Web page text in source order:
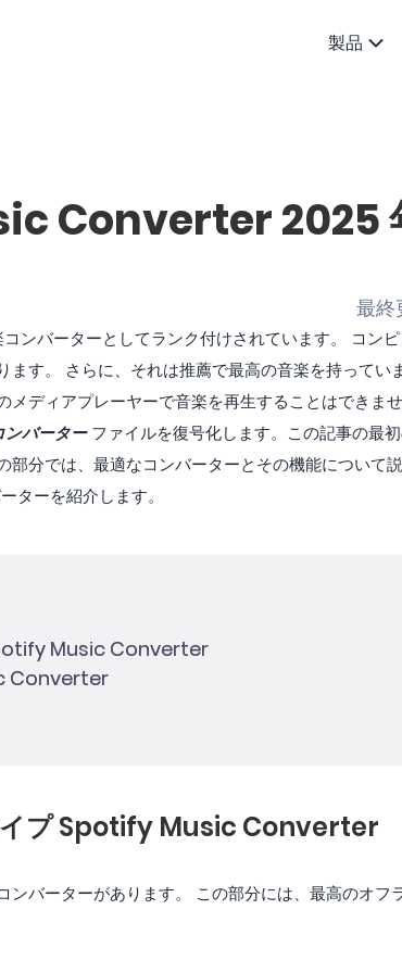
製品
Converter 2025
最終
ンバーターとしてランク付けされています。 コン
ます。 さらに、それは推薦で最高の音楽を持ってい
ディアプレーヤーで音楽を再生することはできませ
バーターファイルを復号化します。この記事の最
部分では、最適なコンバーターとその機能について
ターを紹介します。
Music Converter
Converter
イプ Spotify Music Converter
ンバーターがあります。 この部分には、最高のオフ